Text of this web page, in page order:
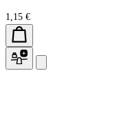
1,15 €